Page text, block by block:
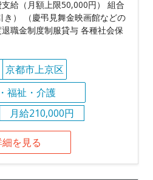
支給（月額上限50,000円） 組合
） （慶弔見舞金映画館などの
職金制度制服貸与 各種社会保
京都市上京区
福祉・介護
月給210,000円
を見る